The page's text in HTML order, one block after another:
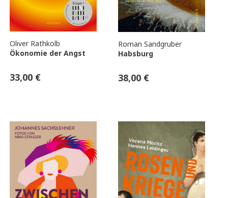
Oliver Rathkolb
Ökonomie der Angst
33,00 €
Roman Sandgruber
Habsburg
38,00 €